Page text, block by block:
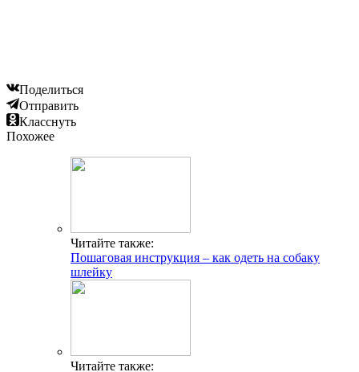
Поделиться
Отправить
Класснуть
Похожее
Читайте также:
Пошаговая инструкция – как одеть на собаку
шлейку
Читайте также: